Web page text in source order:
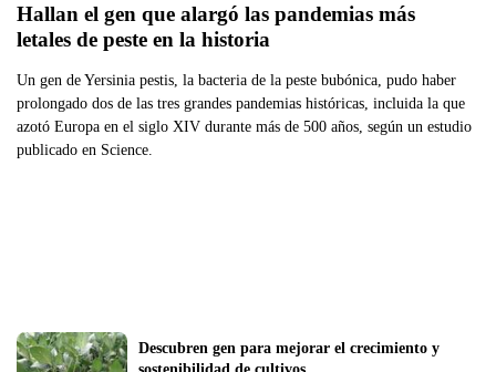
Hallan el gen que alargó las pandemias más
letales de peste en la historia
Un gen de Yersinia pestis, la bacteria de la peste bubónica, pudo haber
prolongado dos de las tres grandes pandemias históricas, incluida la que
azotó Europa en el siglo XIV durante más de 500 años, según un estudio
publicado en Science.
Descubren gen para mejorar el crecimiento y